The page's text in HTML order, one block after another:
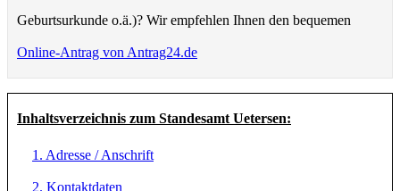
Geburtsurkunde o.ä.)? Wir empfehlen Ihnen den bequemen
Online-Antrag von Antrag24.de
Inhaltsverzeichnis zum Standesamt Uetersen:
1. Adresse / Anschrift
2. Kontaktdaten